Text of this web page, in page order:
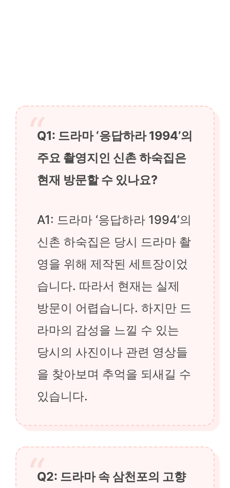
Q1: 드라마 ‘응답하라 1994’의
주요 촬영지인 신촌 하숙집은
현재 방문할 수 있나요?
A1: 드라마 ‘응답하라 1994’의
신촌 하숙집은 당시 드라마 촬
영을 위해 제작된 세트장이었
습니다. 따라서 현재는 실제
방문이 어렵습니다. 하지만 드
라마의 감성을 느낄 수 있는
당시의 사진이나 관련 영상들
을 찾아보며 추억을 되새길 수
있습니다.
Q2: 드라마 속 삼천포의 고향